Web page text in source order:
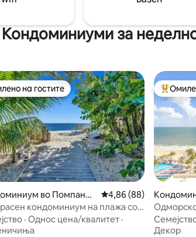
слична на спа, модерна кујна
забави,
Кондоминиуми за
од 5, 261 рецензии
на гостите
на гостите
во Помпано-
Просечна оцена: 4,86
4,86 (88)
кондоминиум на плажа со
соби, бесплатен паркинг
· Однос цена/квалитет ·
Меѓу
голем
Декор